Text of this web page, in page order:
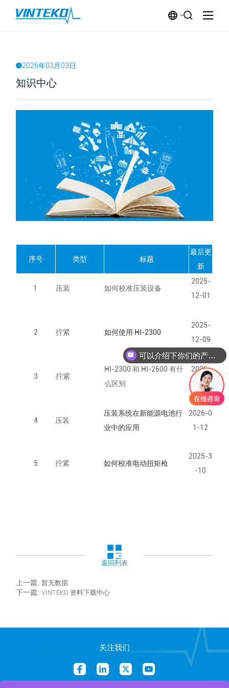
2026年03月03日
知识中心
序号 类型 标题
最后更
新
1 压装 如何校准压装设备
2025-
12-01
2 拧紧 如何使用 HI-2300
2025-
12-09
3 拧紧
HI-2300 和 HI-2600 有什
么区别
2026-
01-01
4 压装
压装系统在新能源电池行
业中的应用
2026-0
1-12
5 拧紧 如何校准电动扭矩枪
2025-3
-10
返回列表
上一篇: 暂无数据
下一篇: VINTEKO 资料下载中心
关注我们
可以介绍下你们的产品么